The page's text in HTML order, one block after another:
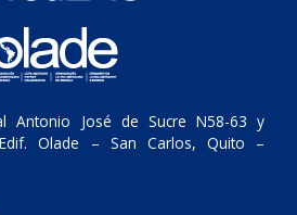
Antonio José de Sucre N58-63 y
Olade – San Carlos, Quito –